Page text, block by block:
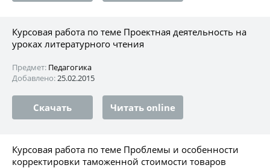
Курсовая работа по теме Проектная деятельность на
уроках литературного чтения
Предмет: Педагогика
Добавлено:25.02.2015
Скачать Читать online
Курсовая работа по теме Проблемы и особенности
корректировки таможенной стоимости товаров